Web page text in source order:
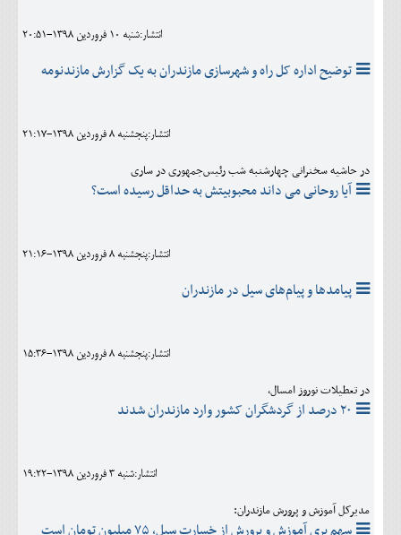
انتشار:شنبه 10 فروردين 1398-20:51
توضیح اداره کل راه و شهرسازی مازندران به یک گزارش مازندنومه
انتشار:پنجشنبه 8 فروردين 1398-21:17
در حاشیه سخنرانی چهارشنبه شب رئیس‌جمهوری در ساری
آیا روحانی می داند محبوبیتش به حداقل رسیده است؟
انتشار:پنجشنبه 8 فروردين 1398-21:16
پیامدها و پیام‌های سیل در مازندران
انتشار:پنجشنبه 8 فروردين 1398-15:36
در تعطیلات نوروز امسال،
۲۰ درصد از گردشگران کشور وارد مازندران شدند
انتشار:شنبه 3 فروردين 1398-19:22
مدیرکل آموزش و پرورش مازندران:
سهم بری آموزش و پرورش از خسارت سیل، ۷۵ میلیون تومان است